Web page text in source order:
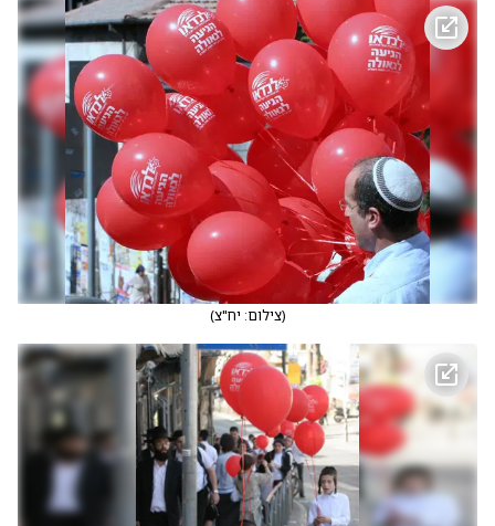
(צילום: יח"צ)